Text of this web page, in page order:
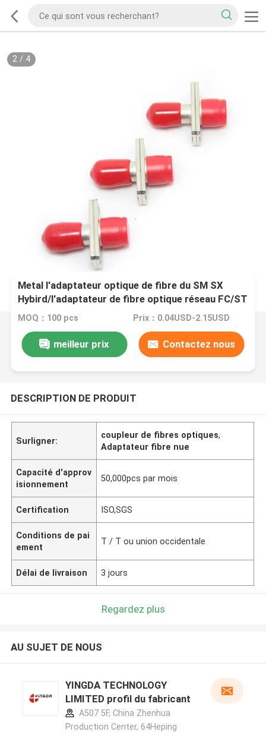
2/ 4
Metal l'adaptateur optique de fibre du SM SX
Hybird/l'adaptateur de fibre optique réseau FC/ST
de télécom
MOQ：100 pcs Prix：0.04USD-2.15USD
meilleur prix Contactez nous
DESCRIPTION DE PRODUIT
Surligner:
coupleur de fibres optiques,
Adaptateur fibre nue
Capacité d'approv
isionnement
50,000pcs par mois
Certification ISO,SGS
Conditions de pai
ement
T / T ou union occidentale
Délai de livraison 3 jours
Regardez plus
AU SUJET DE NOUS
YINGDA TECHNOLOGY
LIMITED profil du fabricant
A507 5F, China Zhenhua
Production Center, 64Heping